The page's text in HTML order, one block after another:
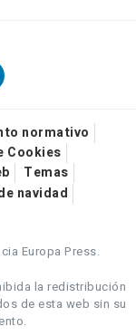
normativo
Cookies
Temas
navidad
Europa Press.
la redistribución
de esta web sin su